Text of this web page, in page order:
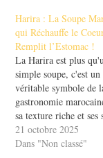
d'oignons caramélisés
fromage fondant. Qui
y résister ? Ce délice
aux…
Harira : La Soupe
qui Réchauffe le
Remplit l’Estomac !
La Harira est plus
simple soupe, c'est un
véritable symbole de
gastronomie
sa texture riche et ses
envoûtantes, elle a le
de réchauffer les cœurs
21 octobre 2025
Dans "Non classé"